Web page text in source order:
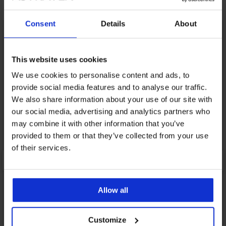
Consent Details About
This website uses cookies
We use cookies to personalise content and ads, to
provide social media features and to analyse our traffic.
We also share information about your use of our site with
our social media, advertising and analytics partners who
may combine it with other information that you’ve
provided to them or that they’ve collected from your use
of their services.
Allow all
Customize
Може да ви хареса